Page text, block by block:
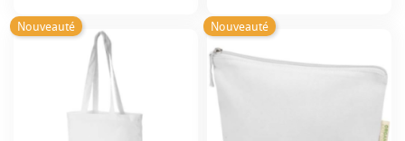
Nouveauté Nouveauté